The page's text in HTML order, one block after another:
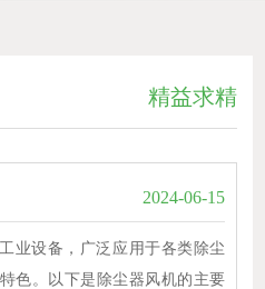
精益求精
2024-06-15
业设备，广泛应用于各类除尘
色。以下是除尘器风机的主要